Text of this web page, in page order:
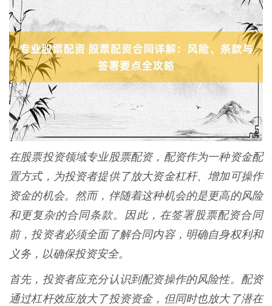
在股票投资领域专业股票配资，配资作为一种资金配
置方式，为投资者提供了放大资金杠杆、增加可操作
资金的机会。然而，伴随着这种机会的是更高的风险
和更复杂的合同条款。因此，在签署股票配资合同
前，投资者必须全面了解合同内容，明确自身权利和
义务，以确保投资安全。
首先，投资者应充分认识到配资操作的风险性。配资
通过杠杆效应放大了投资资金，但同时也放大了潜在